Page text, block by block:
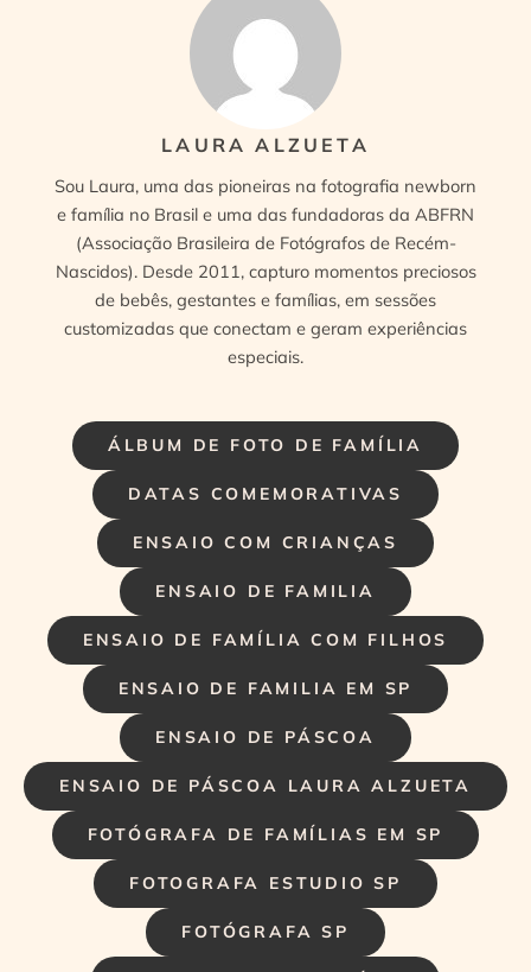
ÁLBUM DE FOTO DE FAMÍLIA
DATAS COMEMORATIVAS
ENSAIO COM CRIANÇAS
ENSAIO DE FAMILIA
ENSAIO DE FAMÍLIA COM FILHOS
ENSAIO DE FAMILIA EM SP
ENSAIO DE PÁSCOA
ENSAIO DE PÁSCOA LAURA ALZUETA
FOTÓGRAFA DE FAMÍLIAS EM SP
FOTOGRAFA ESTUDIO SP
FOTÓGRAFA SP
LAURA ALZUETA
Sou Laura, uma das pioneiras na fotografia newborn
e família no Brasil e uma das fundadoras da ABFRN
(Associação Brasileira de Fotógrafos de Recém-
Nascidos). Desde 2011, capturo momentos preciosos
de bebês, gestantes e famílias, em sessões
customizadas que conectam e geram experiências
especiais.